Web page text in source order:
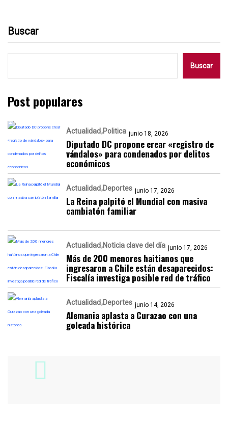
Buscar
Buscar
Post populares
Actualidad Politica junio 18, 2026
Diputado DC propone crear «registro de
vándalos» para condenados por delitos
económicos
Actualidad Deportes junio 17, 2026
La Reina palpitó el Mundial con masiva
cambiatón familiar
Actualidad Noticia clave del día junio 17, 2026
Más de 200 menores haitianos que
ingresaron a Chile están desaparecidos:
Fiscalía investiga posible red de tráfico
Actualidad Deportes junio 14, 2026
Alemania aplasta a Curazao con una
goleada histórica